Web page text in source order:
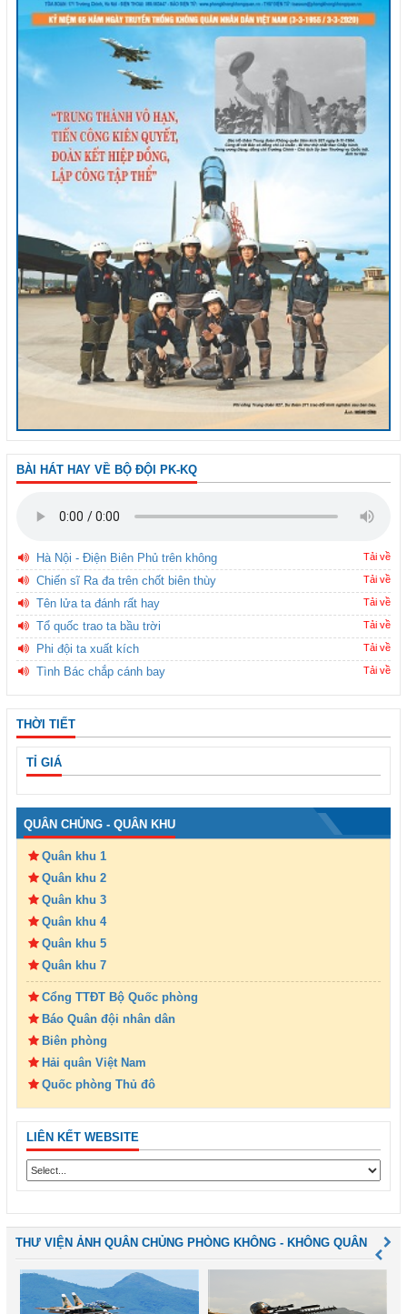
BÀI HÁT HAY VỀ BỘ ĐỘI PK-KQ
Hà Nội - Điện Biên Phủ trên không Tải về
Chiến sĩ Ra đa trên chốt biên thùy Tải về
Tên lửa ta đánh rất hay Tải về
Tổ quốc trao ta bầu trời Tải về
Phi đội ta xuất kích Tải về
Tình Bác chắp cánh bay Tải về
THỜI TIẾT
TỈ GIÁ
QUÂN CHỦNG - QUÂN KHU
Quân khu 1
Quân khu 2
Quân khu 3
Quân khu 4
Quân khu 5
Quân khu 7
Cổng TTĐT Bộ Quốc phòng
Báo Quân đội nhân dân
Biên phòng
Hải quân Việt Nam
Quốc phòng Thủ đô
LIÊN KẾT WEBSITE
THƯ VIỆN ẢNH QUÂN CHỦNG PHÒNG KHÔNG - KHÔNG QUÂN